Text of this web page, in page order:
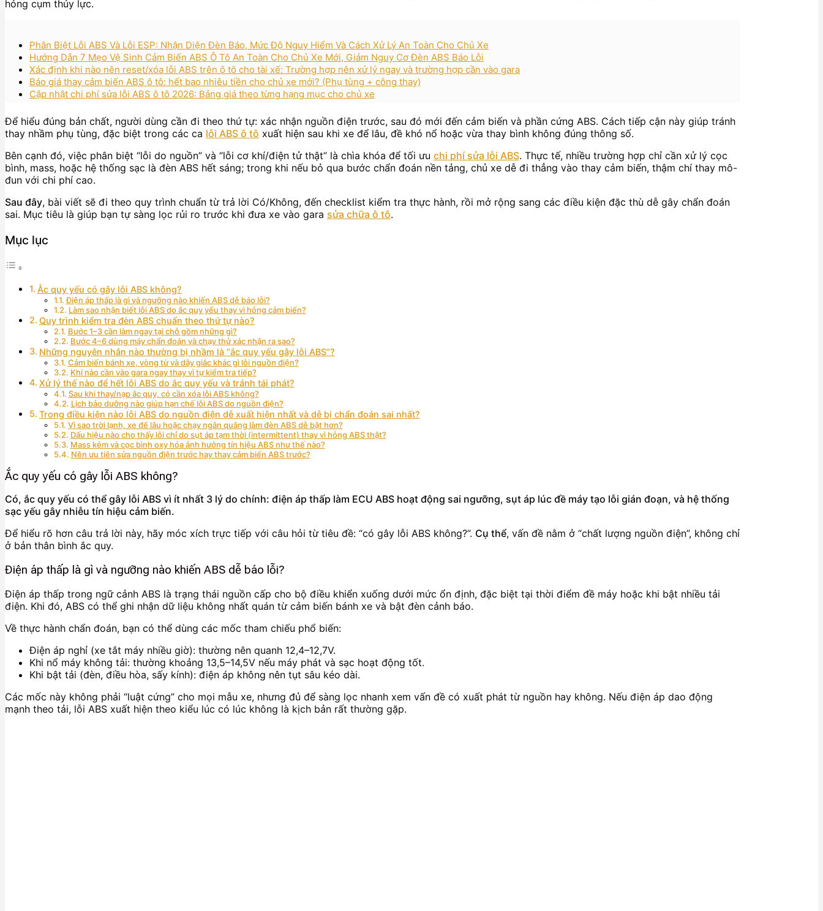
hỏng cụm thủy lực.
Phân Biệt Lỗi ABS Và Lỗi ESP: Nhận Diện Đèn Báo, Mức Độ Nguy Hiểm Và Cách Xử Lý An Toàn Cho Chủ Xe
Hướng Dẫn 7 Mẹo Vệ Sinh Cảm Biến ABS Ô Tô An Toàn Cho Chủ Xe Mới, Giảm Nguy Cơ Đèn ABS Báo Lỗi
Xác định khi nào nên reset/xóa lỗi ABS trên ô tô cho tài xế: Trường hợp nên xử lý ngay và trường hợp cần vào gara
Báo giá thay cảm biến ABS ô tô: hết bao nhiêu tiền cho chủ xe mới? (Phụ tùng + công thay)
Cập nhật chi phí sửa lỗi ABS ô tô 2026: Bảng giá theo từng hạng mục cho chủ xe
Để hiểu đúng bản chất, người dùng cần đi theo thứ tự: xác nhận nguồn điện trước, sau đó mới đến cảm biến và phần cứng ABS. Cách tiếp cận này giúp tránh
thay nhầm phụ tùng, đặc biệt trong các ca lỗi ABS ô tô xuất hiện sau khi xe để lâu, đề khó nổ hoặc vừa thay bình không đúng thông số.
Bên cạnh đó, việc phân biệt “lỗi do nguồn” và “lỗi cơ khí/điện tử thật” là chìa khóa để tối ưu chi phí sửa lỗi ABS. Thực tế, nhiều trường hợp chỉ cần xử lý cọc
bình, mass, hoặc hệ thống sạc là đèn ABS hết sáng; trong khi nếu bỏ qua bước chẩn đoán nền tảng, chủ xe dễ đi thẳng vào thay cảm biến, thậm chí thay mô-
đun với chi phí cao.
Sau đây, bài viết sẽ đi theo quy trình chuẩn từ trả lời Có/Không, đến checklist kiểm tra thực hành, rồi mở rộng sang các điều kiện đặc thù dễ gây chẩn đoán
sai. Mục tiêu là giúp bạn tự sàng lọc rủi ro trước khi đưa xe vào gara sửa chữa ô tô.
Mục lục
Ắc quy yếu có gây lỗi ABS không?
Điện áp thấp là gì và ngưỡng nào khiến ABS dễ báo lỗi?
Làm sao nhận biết lỗi ABS do ắc quy yếu thay vì hỏng cảm biến?
Quy trình kiểm tra đèn ABS chuẩn theo thứ tự nào?
Bước 1–3 cần làm ngay tại chỗ gồm những gì?
Bước 4–6 dùng máy chẩn đoán và chạy thử xác nhận ra sao?
Những nguyên nhân nào thường bị nhầm là “ắc quy yếu gây lỗi ABS”?
Cảm biến bánh xe, vòng từ và dây giắc khác gì lỗi nguồn điện?
Khi nào cần vào gara ngay thay vì tự kiểm tra tiếp?
Xử lý thế nào để hết lỗi ABS do ắc quy yếu và tránh tái phát?
Sau khi thay/nạp ắc quy, có cần xóa lỗi ABS không?
Lịch bảo dưỡng nào giúp hạn chế lỗi ABS do nguồn điện?
Trong điều kiện nào lỗi ABS do nguồn điện dễ xuất hiện nhất và dễ bị chẩn đoán sai nhất?
Vì sao trời lạnh, xe để lâu hoặc chạy ngắn quãng làm đèn ABS dễ bật hơn?
Dấu hiệu nào cho thấy lỗi chỉ do sụt áp tạm thời (intermittent) thay vì hỏng ABS thật?
Mass kém và cọc bình oxy hóa ảnh hưởng tín hiệu ABS như thế nào?
Nên ưu tiên sửa nguồn điện trước hay thay cảm biến ABS trước?
Ắc quy yếu có gây lỗi ABS không?
Có, ắc quy yếu có thể gây lỗi ABS vì ít nhất 3 lý do chính: điện áp thấp làm ECU ABS hoạt động sai ngưỡng, sụt áp lúc đề máy tạo lỗi gián đoạn, và hệ thống
sạc yếu gây nhiễu tín hiệu cảm biến.
Để hiểu rõ hơn câu trả lời này, hãy móc xích trực tiếp với câu hỏi từ tiêu đề: “có gây lỗi ABS không?”. Cụ thể, vấn đề nằm ở “chất lượng nguồn điện”, không chỉ
ở bản thân bình ắc quy.
Điện áp thấp là gì và ngưỡng nào khiến ABS dễ báo lỗi?
Điện áp thấp trong ngữ cảnh ABS là trạng thái nguồn cấp cho bộ điều khiển xuống dưới mức ổn định, đặc biệt tại thời điểm đề máy hoặc khi bật nhiều tải
điện. Khi đó, ABS có thể ghi nhận dữ liệu không nhất quán từ cảm biến bánh xe và bật đèn cảnh báo.
Về thực hành chẩn đoán, bạn có thể dùng các mốc tham chiếu phổ biến:
Điện áp nghỉ (xe tắt máy nhiều giờ): thường nên quanh 12,4–12,7V.
Khi nổ máy không tải: thường khoảng 13,5–14,5V nếu máy phát và sạc hoạt động tốt.
Khi bật tải (đèn, điều hòa, sấy kính): điện áp không nên tụt sâu kéo dài.
Các mốc này không phải “luật cứng” cho mọi mẫu xe, nhưng đủ để sàng lọc nhanh xem vấn đề có xuất phát từ nguồn hay không. Nếu điện áp dao động
mạnh theo tải, lỗi ABS xuất hiện theo kiểu lúc có lúc không là kịch bản rất thường gặp.